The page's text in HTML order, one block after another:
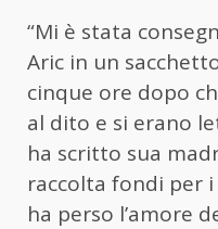
“Mi è stata
Aric in un
cinque ore dopo
al dito e si erano
ha scritto sua
raccolta fondi per
ha perso l’amore